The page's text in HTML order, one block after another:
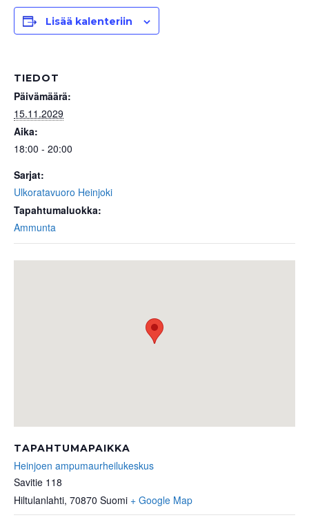
Lisää kalenteriin
TIEDOT
Päivämäärä:
15.11.2029
Aika:
18:00 - 20:00
Sarjat:
Ulkoratavuoro Heinjoki
Tapahtumaluokka:
Ammunta
TAPAHTUMAPAIKKA
Heinjoen ampumaurheilukeskus
Savitie 118
Hiltulanlahti, 70870 Suomi + Google Map